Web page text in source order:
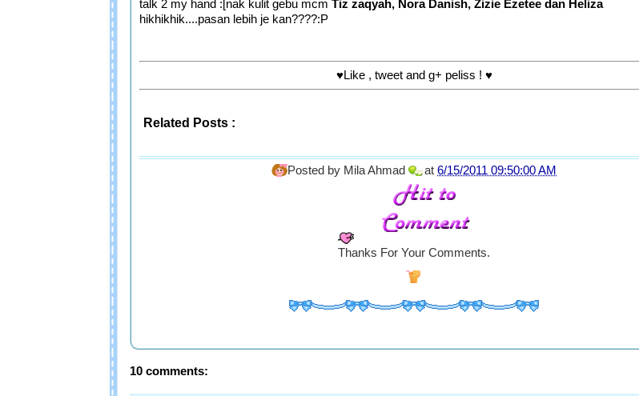
talk 2 my hand :[nak kulit gebu mcm Tiz zaqyah, Nora Danish, Zizie Ezetee dan Heliza
hikhikhik....pasan lebih je kan????:P
♥Like , tweet and g+ peliss ! ♥
Related Posts :
Posted by Mila Ahmad at 6/15/2011 09:50:00 AM
Thanks For Your Comments.
10 comments: